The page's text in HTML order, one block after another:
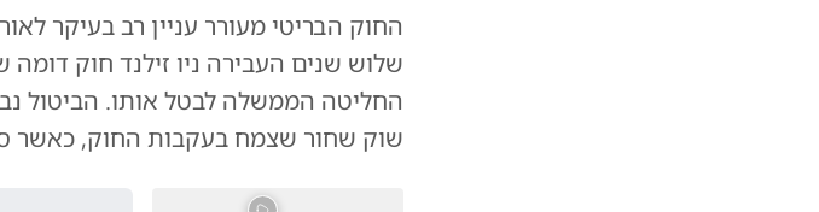
החוק הבריטי מעורר עניין רב בעיקר
שלוש שנים העבירה ניו זילנד חוק
החליטה הממשלה לבטל אותו. הביטול
שוק שחור שצמח בעקבות החוק, כאשר